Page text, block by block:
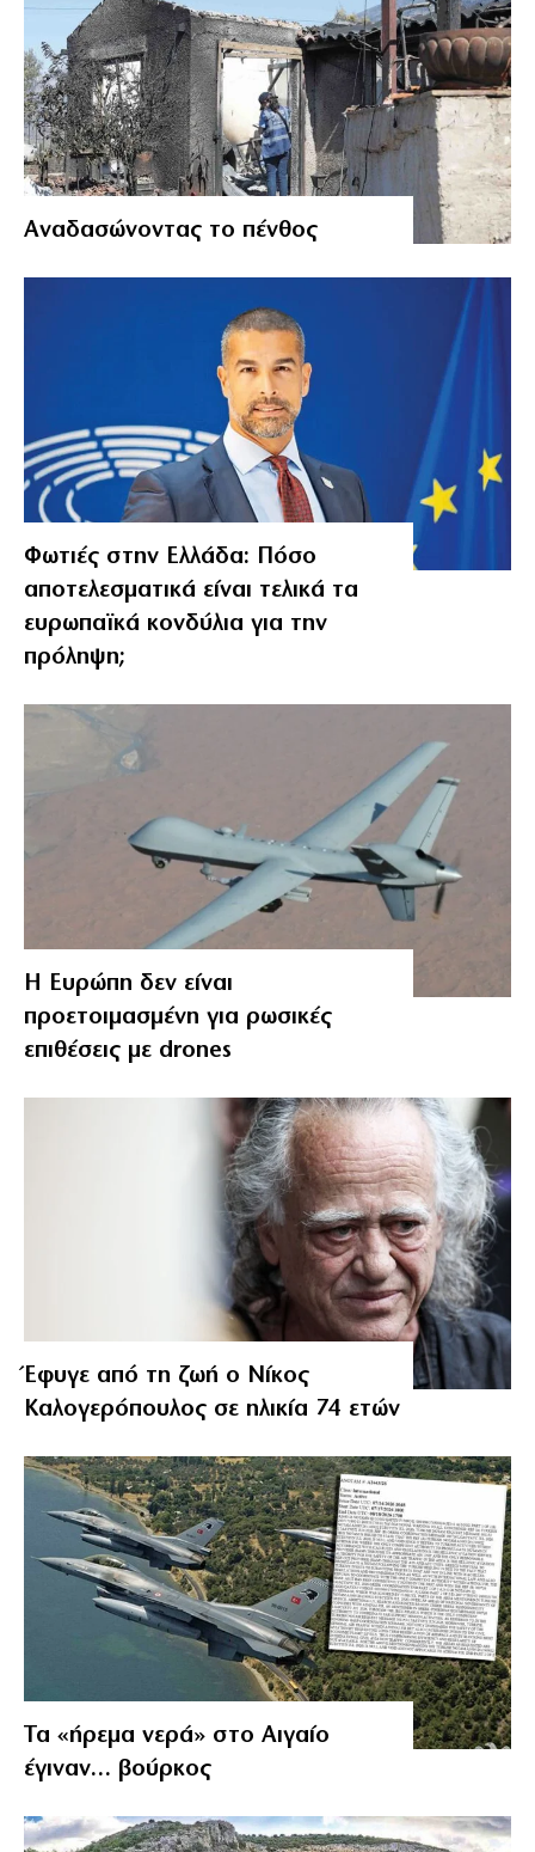
Αναδασώνοντας το πένθος
Φωτιές στην Ελλάδα: Πόσο
αποτελεσματικά είναι τελικά τα
ευρωπαϊκά κονδύλια για την
πρόληψη;
Η Ευρώπη δεν είναι
προετοιμασμένη για ρωσικές
επιθέσεις με drones
Έφυγε από τη ζωή ο Νίκος
Καλογερόπουλος σε ηλικία 74 ετών
Τα «ήρεμα νερά» στο Αιγαίο
έγιναν… βούρκος